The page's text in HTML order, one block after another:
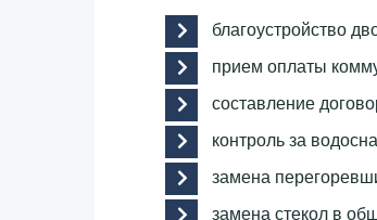
благоустройство
прием оплаты
составление
контроль за
замена
замена стекол в